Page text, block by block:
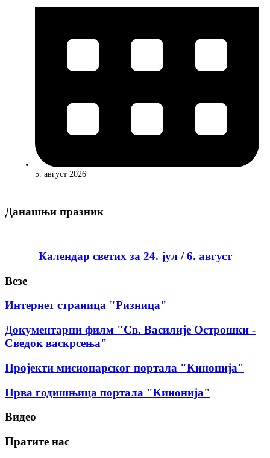
5. август 2026
Данашњи празник
Календар светих за 24. јул / 6. август
Везе
Интернет страница "Ризница"
Документарни филм "Св. Василије Острошки -
Сведок васкрсења"
Пројекти мисионарског портала "Кинонија"
Прва годишњица портала "Кинонија"
Видео
Пратите нас